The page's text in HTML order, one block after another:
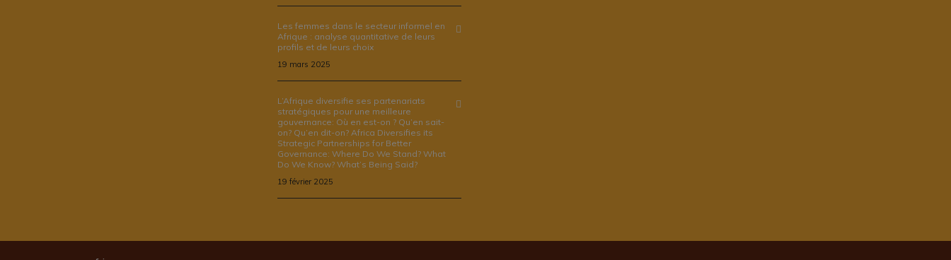
Les femmes dans le secteur informel en
Afrique : analyse quantitative de leurs
profils et de leurs choix
19 mars 2025
L’Afrique diversifie ses partenariats
stratégiques pour une meilleure
gouvernance: Où en est-on ? Qu’en sait-
on? Qu’en dit-on? Africa Diversifies its
Strategic Partnerships for Better
Governance: Where Do We Stand? What
Do We Know? What’s Being Said?
19 février 2025